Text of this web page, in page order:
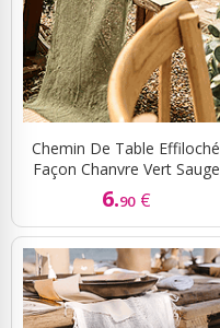
Chemin De Table Effiloché
Façon Chanvre Vert Sauge
6.90 €